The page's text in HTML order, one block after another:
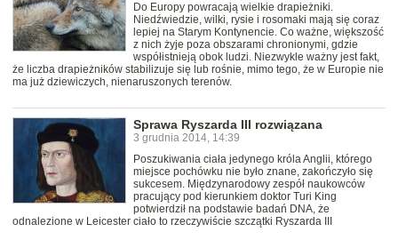
Do Europy powracają wielkie drapieżniki.
Niedźwiedzie, wilki, rysie i rosomaki mają się coraz
lepiej na Starym Kontynencie. Co ważne, większość
z nich żyje poza obszarami chronionymi, gdzie
współistnieją obok ludzi. Niezwykle ważny jest fakt,
że liczba drapieżników stabilizuje się lub rośnie, mimo tego, że w Europie nie
ma już dziewiczych, nienaruszonych terenów.
Sprawa Ryszarda III rozwiązana
3 grudnia 2014, 14:39
Poszukiwania ciała jedynego króla Anglii, którego
miejsce pochówku nie było znane, zakończyło się
sukcesem. Międzynarodowy zespół naukowców
pracujący pod kierunkiem doktor Turi King
potwierdził na podstawie badań DNA, że
odnalezione w Leicester ciało to rzeczywiście szczątki Ryszarda III